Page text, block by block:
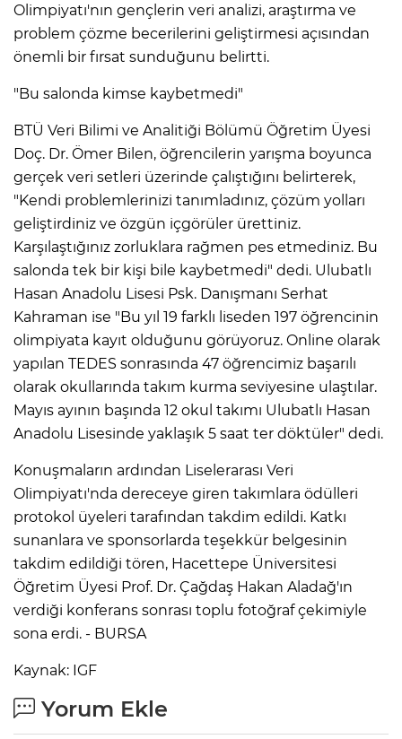
Olimpiyatı'nın gençlerin veri analizi, araştırma ve
problem çözme becerilerini geliştirmesi açısından
önemli bir fırsat sunduğunu belirtti.
"Bu salonda kimse kaybetmedi"
BTÜ Veri Bilimi ve Analitiği Bölümü Öğretim Üyesi
Doç. Dr. Ömer Bilen, öğrencilerin yarışma boyunca
gerçek veri setleri üzerinde çalıştığını belirterek,
"Kendi problemlerinizi tanımladınız, çözüm yolları
geliştirdiniz ve özgün içgörüler ürettiniz.
Karşılaştığınız zorluklara rağmen pes etmediniz. Bu
salonda tek bir kişi bile kaybetmedi" dedi. Ulubatlı
Hasan Anadolu Lisesi Psk. Danışmanı Serhat
Kahraman ise "Bu yıl 19 farklı liseden 197 öğrencinin
olimpiyata kayıt olduğunu görüyoruz. Online olarak
yapılan TEDES sonrasında 47 öğrencimiz başarılı
olarak okullarında takım kurma seviyesine ulaştılar.
Mayıs ayının başında 12 okul takımı Ulubatlı Hasan
Anadolu Lisesinde yaklaşık 5 saat ter döktüler" dedi.
Konuşmaların ardından Liselerarası Veri
Olimpiyatı'nda dereceye giren takımlara ödülleri
protokol üyeleri tarafından takdim edildi. Katkı
sunanlara ve sponsorlarda teşekkür belgesinin
takdim edildiği tören, Hacettepe Üniversitesi
Öğretim Üyesi Prof. Dr. Çağdaş Hakan Aladağ'ın
verdiği konferans sonrası toplu fotoğraf çekimiyle
sona erdi. - BURSA
Kaynak: IGF
Yorum Ekle